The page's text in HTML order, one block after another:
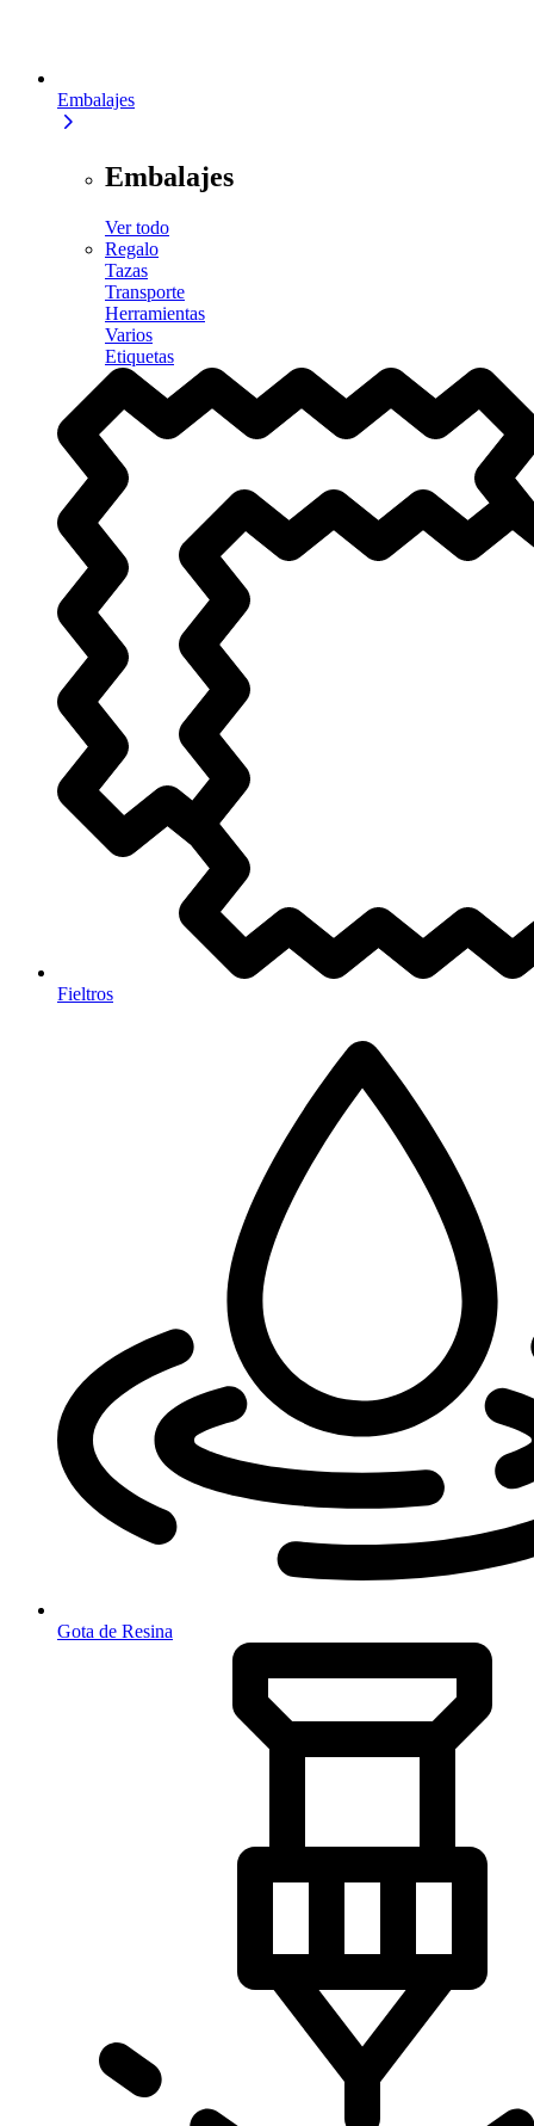
Embalajes
Embalajes
Ver todo
Regalo
Tazas
Transporte
Herramientas
Varios
Etiquetas
Fieltros
Gota de Resina